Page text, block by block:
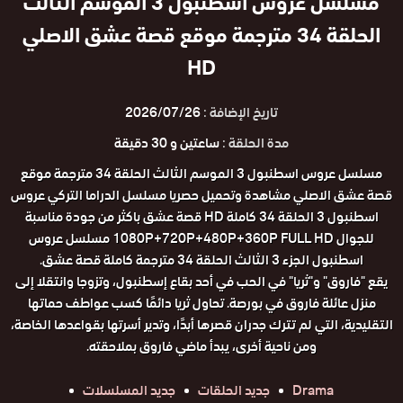
الحلقة 34 مترجمة موقع قصة عشق الاصلي
HD
تاريخ الإضافة :2026/07/26
مدة الحلقة :ساعتين و 30 دقيقة
مسلسل عروس اسطنبول 3 الموسم الثالث الحلقة 34 مترجمة موقع
قصة عشق الاصلي مشاهدة وتحميل حصريا مسلسل الدراما التركي عروس
اسطنبول 3 الحلقة 34 كاملة HD قصة عشق باكثر من جودة مناسبة
للجوال 1080P+720P+480P+360P FULL HD مسلسل عروس
اسطنبول الجزء 3 الثالث الحلقة 34 مترجمة كاملة قصة عشق.
يقع "فاروق" و"ثريا" في الحب في أحد بقاع إسطنبول، وتزوجا وانتقلا إلى
منزل عائلة فاروق في بورصة. تحاول ثريا دائمًا كسب عواطف حماتها
التقليدية، التي لم تترك جدران قصرها أبدًا، وتدير أسرتها بقواعدها الخاصة،
ومن ناحية أخرى، يبدأ ماضي فاروق بملاحقته.
Drama
جديد الحلقات جديد المسلسلات